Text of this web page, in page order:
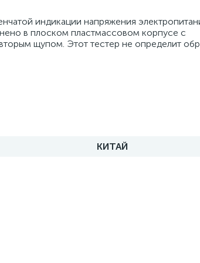
индикации напряжения
в плоском пластмассовом корпусе с
щупом. Этот тестер не определит
КИТАЙ